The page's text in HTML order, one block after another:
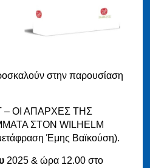
στην παρουσίαση
ΟΙ ΑΠΑΡΧΕΣ ΤΗΣ
ΣΤΟΝ WILHELM
Έμης Βαϊκούση).
2025 & ώρα 12.00 στο